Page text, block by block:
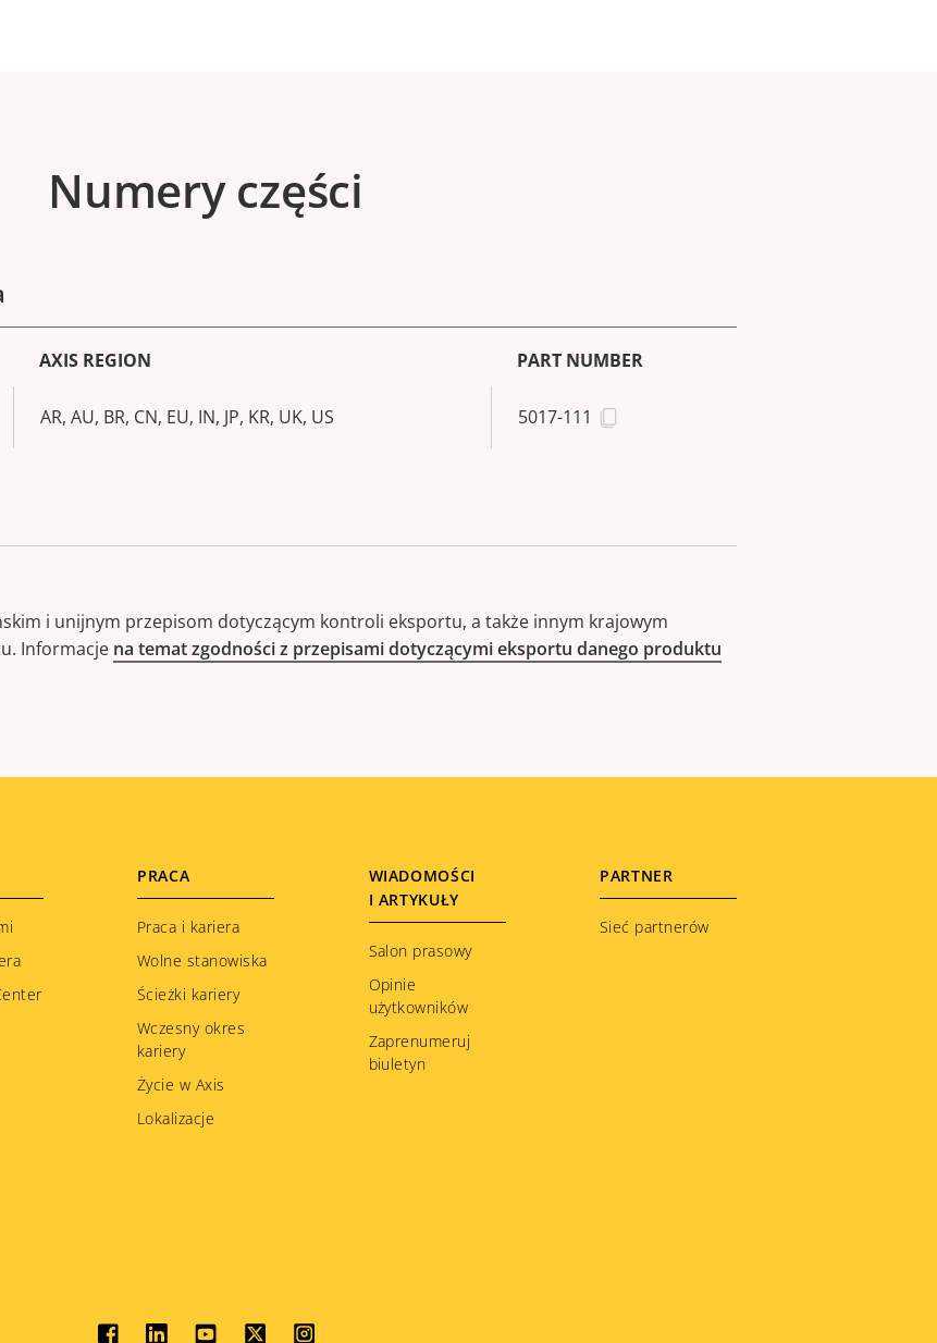
Numery części
AXIS REGION PART NUMBER
AR, AU, BR, CN, EU, IN, JP, KR, UK, US 5017-111
i unijnym przepisom dotyczącym kontroli eksportu, a także innym krajowym
Informacje na temat zgodności z przepisami dotyczącymi eksportu danego produktu
PRACA
Praca i kariera
Wolne stanowiska
Ścieżki kariery
Wczesny okres
kariery
Życie w Axis
Lokalizacje
WIADOMOŚCI
I ARTYKUŁY
Salon prasowy
Opinie
użytkowników
Zaprenumeruj
biuletyn
PARTNER
Sieć partnerów